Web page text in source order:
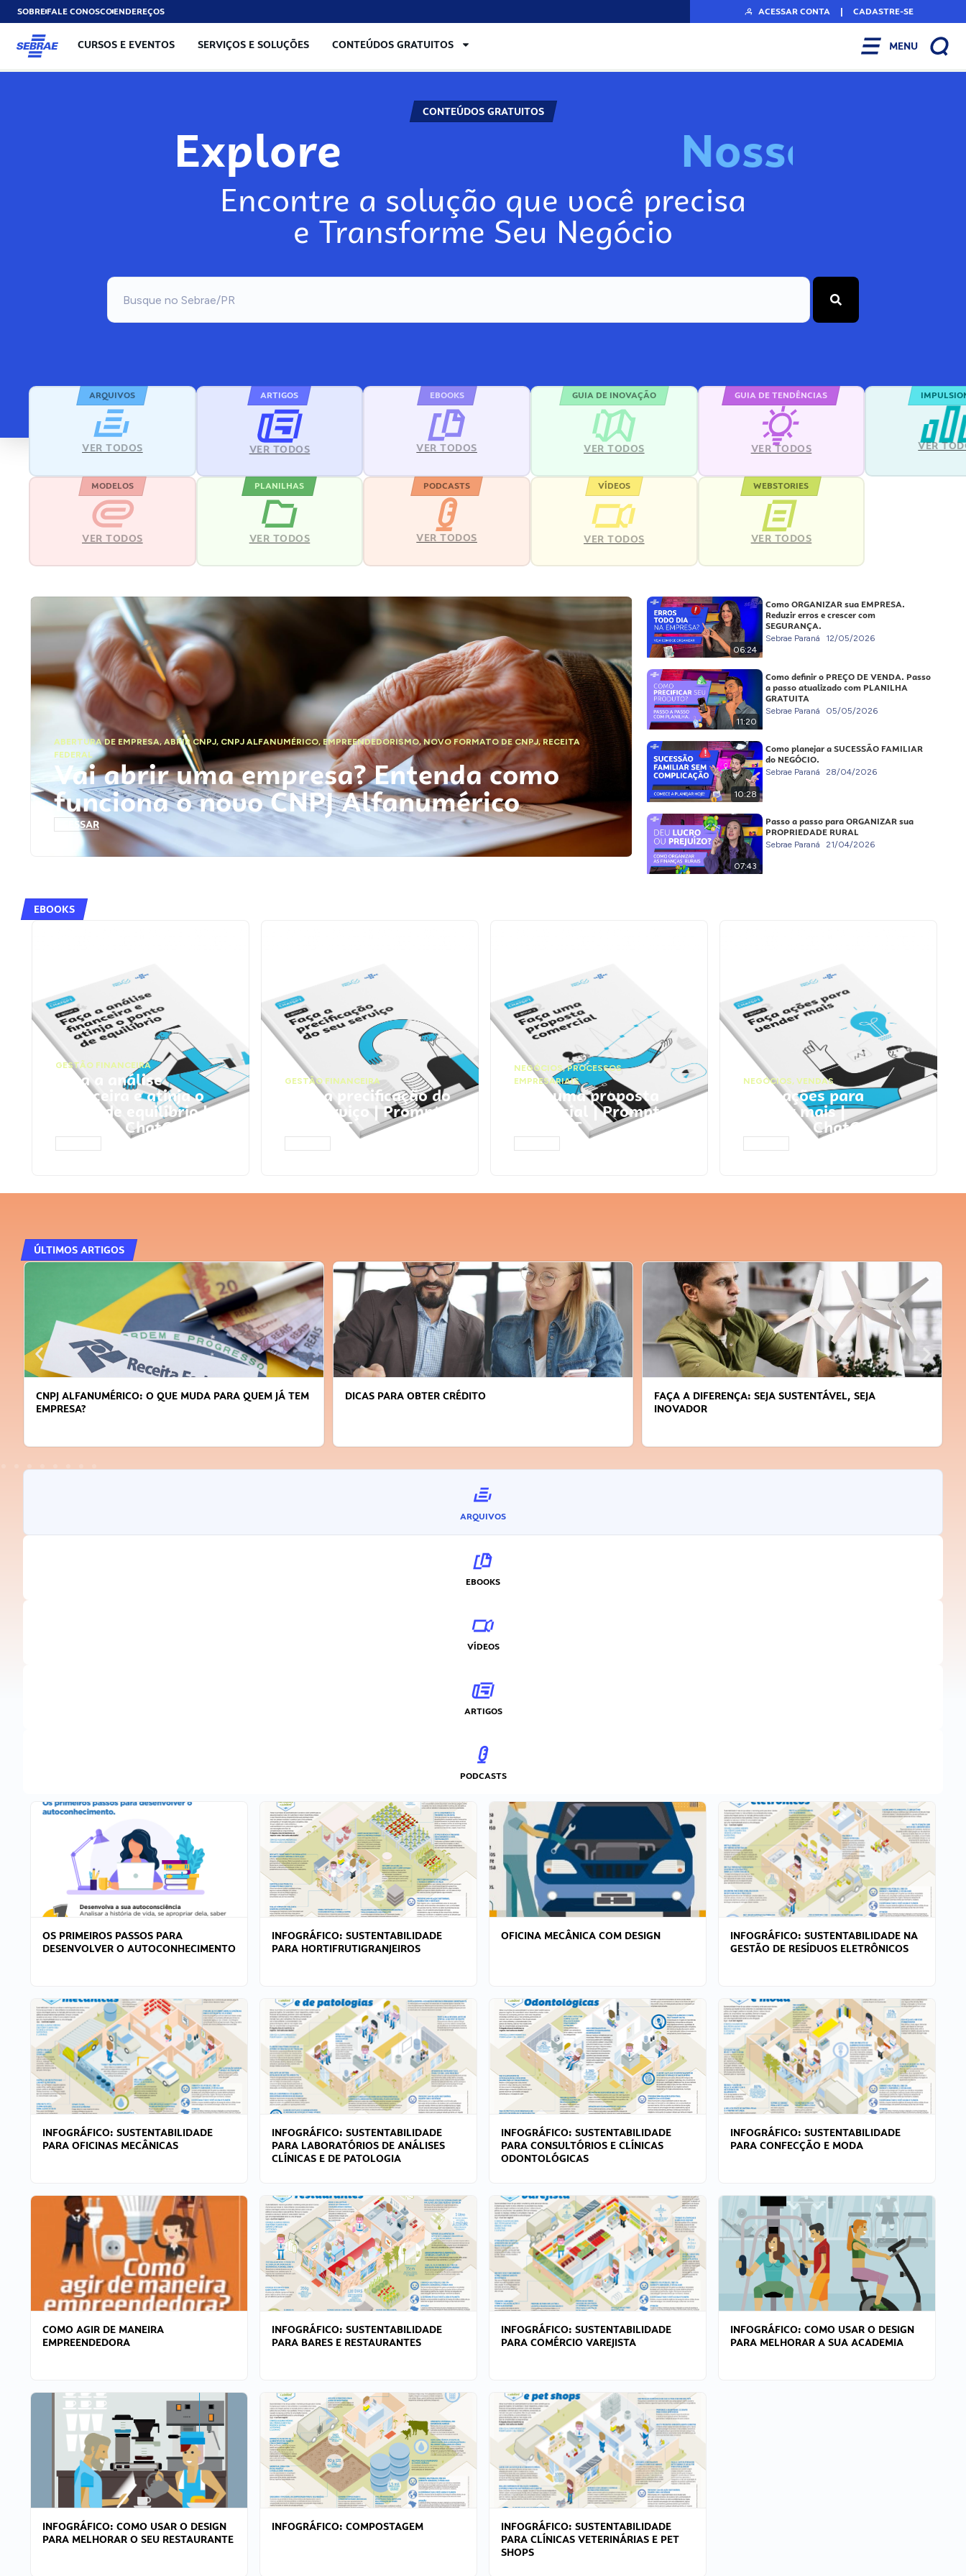
SOBREFALE CONOSCOENDEREÇOS ACESSAR CONTA | CADASTRE-SE
CURSOS E EVENTOS SERVIÇOS E SOLUÇÕES CONTEÚDOS GRATUITOS MENU
CONTEÚDOS GRATUITOS
Explore Nosso
Encontre a solução que você precisa
e Transforme Seu Negócio
ARQUIVOS
VER TODOS
ARTIGOS
VER TODOS
EBOOKS
VER TODOS
GUIA DE INOVAÇÃO
VER TODOS
GUIA DE TENDÊNCIAS
VER TODOS VER
MODELOS
VER TODOS
PLANILHAS
VER TODOS
PODCASTS
VER TODOS
VÍDEOS
VER TODOS
WEBSTORIES
VER TODOS
ABERTURA DE EMPRESA,ABRIR CNPJ, CNPJ ALFANUMÉRICO, EMPREENDEDORISMO,NOVO FORMATO DE CNPJ,RECEITA
FEDERAL
Vai abrir uma empresa? Entenda como
funciona o novo CNPJ Alfanumérico
ACESSAR
06:24
Como ORGANIZAR sua EMPRESA.
Reduzir erros e crescer com
SEGURANÇA.
Sebrae Paraná 12/05/2026
11:20
Como definir o PREÇO DE VENDA. Passo
a passo atualizado com PLANILHA
GRATUITA
Sebrae Paraná 05/05/2026
10:28
Como planejar a SUCESSÃO FAMILIAR
do NEGÓCIO.
Sebrae Paraná 28/04/2026
07:43
Passo a passo para ORGANIZAR sua
PROPRIEDADE RURAL
Sebrae Paraná 21/04/2026
EBOOKS
GESTÃO FINANCEIRA
Faça a análise
financeira e atinja o
ponto de equilíbrio |
Prompts ChatGPT
GESTÃO FINANCEIRA
Faça a precificação do
seu serviço | Prompts
ChatGPT
NEGÓCIOS,PROCESSOS
EMPRESARIAIS
Faça uma proposta
comercial | Prompts
ChatGPT
NEGÓCIOS, VENDAS
Faça ações para
vender mais |
Prompts ChatGPT
ÚLTIMOS ARTIGOS
CNPJ ALFANUMÉRICO: O QUE MUDA PARA QUEM JÁ TEM
EMPRESA?
DICAS PARA OBTER CRÉDITO
FAÇA A DIFERENÇA: SEJA SUSTENTÁVEL, SEJA
INOVADOR
ARQUIVOS
EBOOKS
VÍDEOS
ARTIGOS
PODCASTS
OS PRIMEIROS PASSOS PARA
DESENVOLVER O AUTOCONHECIMENTO
INFOGRÁFICO: SUSTENTABILIDADE
PARA HORTIFRUTIGRANJEIROS
OFICINA MECÂNICA COM DESIGN
INFOGRÁFICO: SUSTENTABILIDADE NA
GESTÃO DE RESÍDUOS ELETRÔNICOS
INFOGRÁFICO: SUSTENTABILIDADE
PARA OFICINAS MECÂNICAS
INFOGRÁFICO: SUSTENTABILIDADE
PARA LABORATÓRIOS DE ANÁLISES
CLÍNICAS E DE PATOLOGIA
INFOGRÁFICO: SUSTENTABILIDADE
PARA CONSULTÓRIOS E CLÍNICAS
ODONTOLÓGICAS
INFOGRÁFICO: SUSTENTABILIDADE
PARA CONFECÇÃO E MODA
COMO AGIR DE MANEIRA
EMPREENDEDORA
INFOGRÁFICO: SUSTENTABILIDADE
PARA BARES E RESTAURANTES
INFOGRÁFICO: SUSTENTABILIDADE
PARA COMÉRCIO VAREJISTA
INFOGRÁFICO: COMO USAR O DESIGN
PARA MELHORAR A SUA ACADEMIA
INFOGRÁFICO: COMO USAR O DESIGN
PARA MELHORAR O SEU RESTAURANTE
INFOGRÁFICO: COMPOSTAGEM
INFOGRÁFICO: SUSTENTABILIDADE
PARA CLÍNICAS VETERINÁRIAS E PET
SHOPS